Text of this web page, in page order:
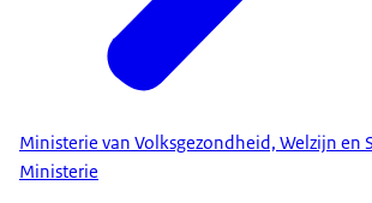
Ministerie van Volksgezondheid, Welzijn en
Ministerie